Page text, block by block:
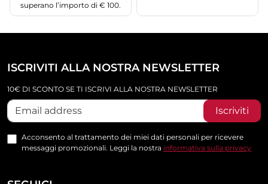
superano l’importo di € 100.
ISCRIVITI ALLA NOSTRA NEWSLETTER
10€ DI SCONTO SE TI ISCRIVI ALLA NOSTRA NEWSLETTER
Iscriviti
Acconsento al trattamento dei miei dati personali per ricevere
messaggi promozionali. Leggi la nostra informativa sulla privacy